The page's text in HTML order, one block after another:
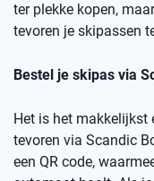
ter plekke kopen,
tevoren je skipassen
Bestel je skipas via
Het is het makkelijkst
tevoren via Scandic
een QR code,